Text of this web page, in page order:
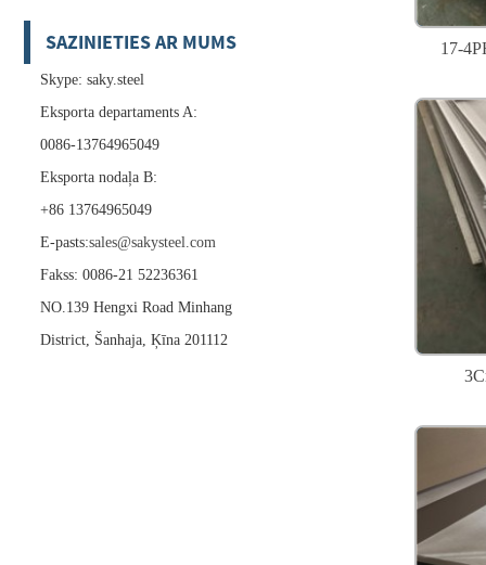
SAZINIETIES AR MUMS
Skype: saky.steel
Eksporta departaments A:
0086-13764965049
Eksporta nodaļa B:
+86 13764965049
E-pasts:sales@sakysteel.com
Fakss: 0086-21 52236361
NO.139 Hengxi Road Minhang
District, Šanhaja, Ķīna 201112
17-